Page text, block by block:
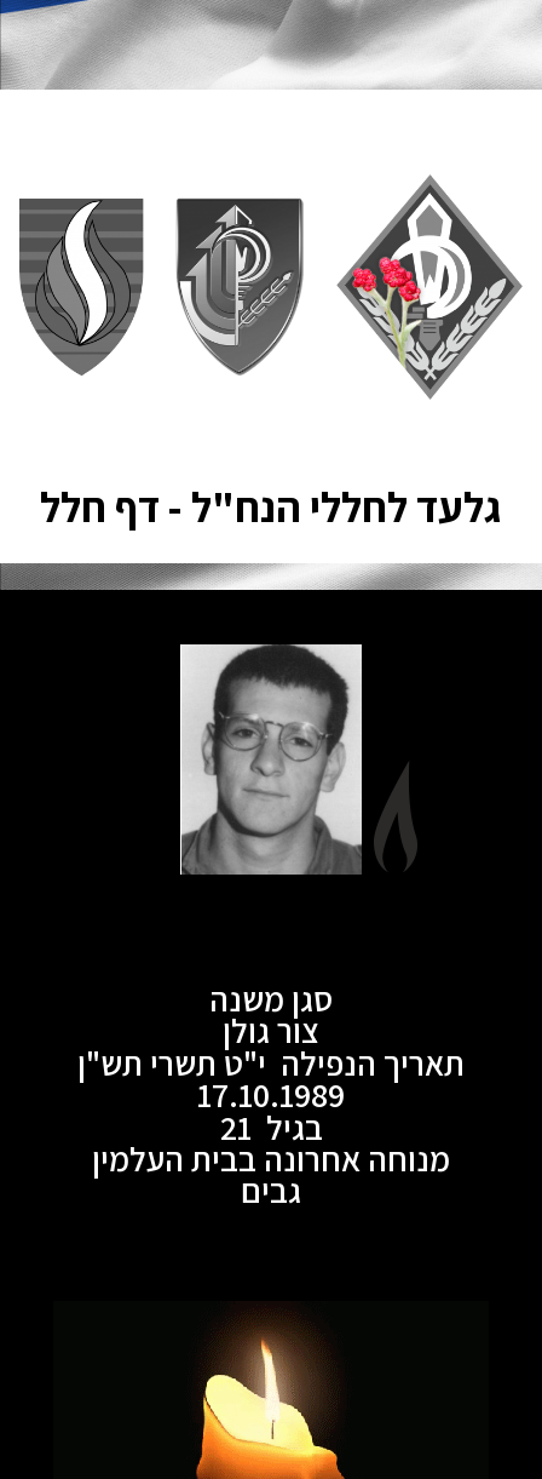
גלעד לחללי הנח"ל - דף חלל
סגן משנה
צור גולן
תאריך הנפילה י"ט תשרי תש"ן
17.10.1989
בגיל 21
מנוחה אחרונה בבית העלמין
גבים